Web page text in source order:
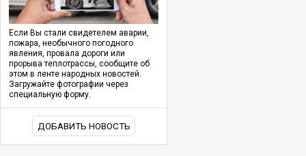
Если Вы стали свидетелем аварии,
пожара, необычного погодного
явления, провала дороги или
прорыва теплотрассы, сообщите об
этом в ленте народных новостей.
Загружайте фотографии через
специальную форму.
ДОБАВИТЬ НОВОСТЬ